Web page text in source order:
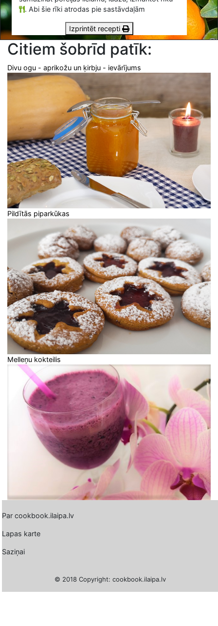
. Abi šie rīki atrodas pie sastāvdaļām
Izprintēt recepti
Citiem šobrīd patīk:
Divu ogu - aprikožu un ķirbju - ievārījums
Pildītās piparkūkas
Melleņu kokteilis
Par cookbook.ilaipa.lv
Lapas karte
Saziņai
© 2018 Copyright: cookbook.ilaipa.lv